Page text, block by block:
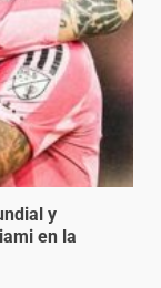
y
en la